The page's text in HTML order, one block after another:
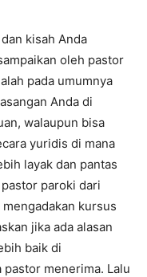
kisah Anda
oleh pastor
pada umumnya
Anda di
walaupun bisa
yuridis di mana
layak dan pantas
paroki dari
kursus
jika ada alasan
baik di
pastor menerima. Lalu